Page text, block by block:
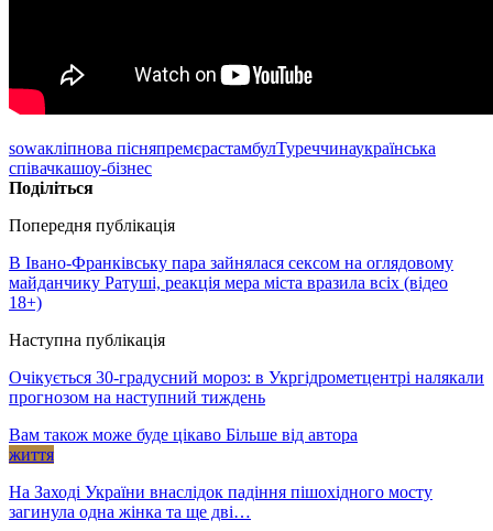
sowaкліпнова пісняпремєрастамбулТуреччинаукраїнська
співачкашоу-бізнес
Поділіться
Попередня публікація
В Івано-Франківську пара зайнялася сексом на оглядовому
майданчику Ратуші, реакція мера міста вразила всіх (відео
18+)
Наступна публікація
Очікується 30-градусний мороз: в Укргідрометцентрі налякали
прогнозом на наступний тиждень
Вам також може буде цікаво Більше від автора
життя
На Заході України внаслідок падіння пішохідного мосту
загинула одна жінка та ще дві…